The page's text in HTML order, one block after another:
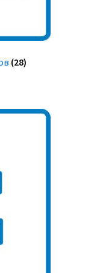
(28)